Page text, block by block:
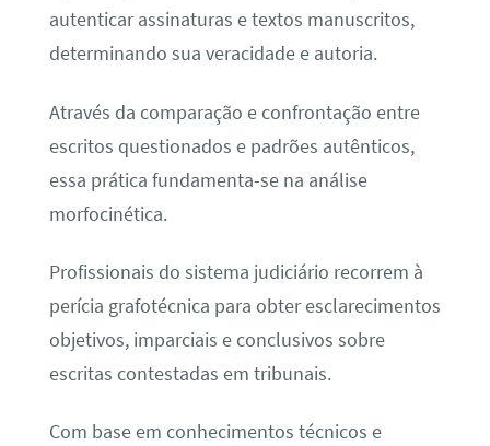
autenticar assinaturas e textos manuscritos,
determinando sua veracidade e autoria.
Através da comparação e confrontação entre
escritos questionados e padrões autênticos,
essa prática fundamenta-se na análise
morfocinética.
Profissionais do sistema judiciário recorrem à
perícia grafotécnica para obter esclarecimentos
objetivos, imparciais e conclusivos sobre
escritas contestadas em tribunais.
Com base em conhecimentos técnicos e